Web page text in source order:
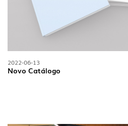
2022-06-13
Novo Catálogo